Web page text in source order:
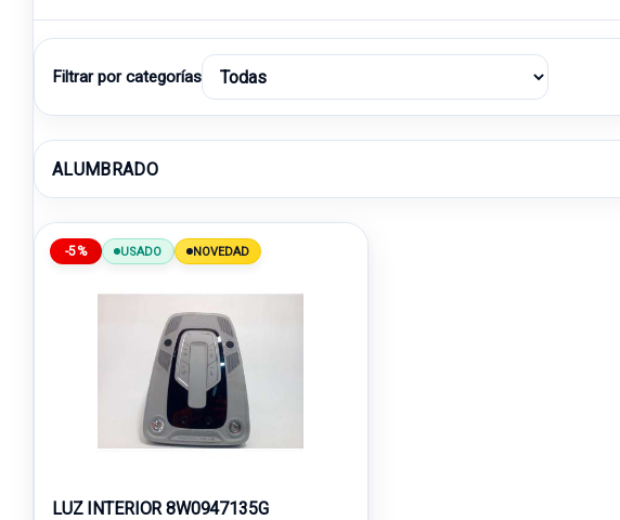
Filtrar por categorías
ALUMBRADO
-5% USADO NOVEDAD
LUZ INTERIOR 8W0947135G